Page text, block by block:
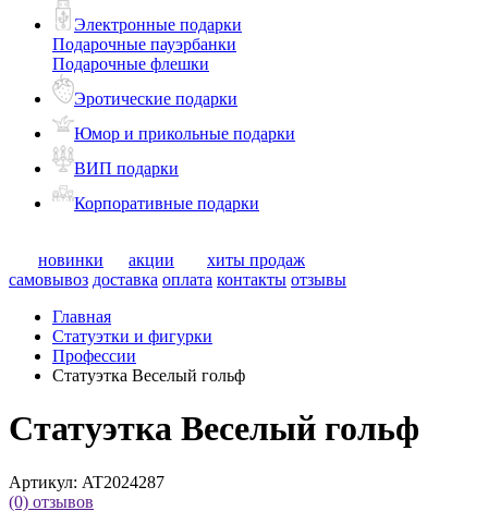
Электронные подарки
Подарочные пауэрбанки
Подарочные флешки
Эротические подарки
Юмор и прикольные подарки
ВИП подарки
Корпоративные подарки
новинки акции
хиты продаж
самовывоз доставка оплата контакты отзывы
Главная
Статуэтки и фигурки
Профессии
Статуэтка Веселый гольф
Статуэтка Веселый гольф
Артикул: AT2024287
(0) отзывов